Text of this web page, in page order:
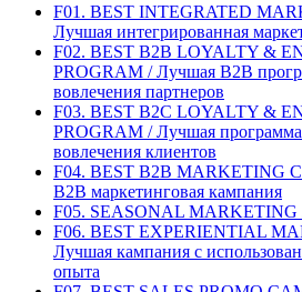
F01. BEST INTEGRATED
Лучшая интегрированная
F02. BEST B2B LOYALTY &
PROGRAM / Лучшая B2B
вовлечения партнеров
F03. BEST B2C LOYALTY &
PROGRAM / Лучшая программа
вовлечения клиентов
F04. BEST B2B MARKETING
B2B маркетинговая кампания
F05. SEASONAL MARKETING
F06. BEST EXPERIENTIAL
Лучшая кампания с
опыта